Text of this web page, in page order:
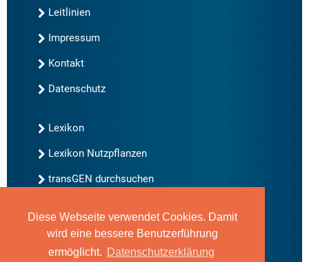
Diese Webseite verwendet Cookies. Damit
wird eine bessere Benutzerführung
ermöglicht. Datenschutzerklärung
Leitlinien
Impressum
Kontakt
Datenschutz
Lexikon
Lexikon Nutzpflanzen
transGEN durchsuchen
Neu bei transGEN